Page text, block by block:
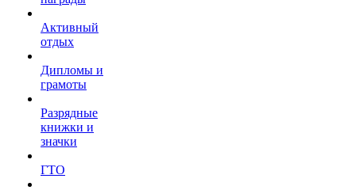
Активный
отдых
Дипломы и
грамоты
Разрядные
книжки и
значки
ГТО